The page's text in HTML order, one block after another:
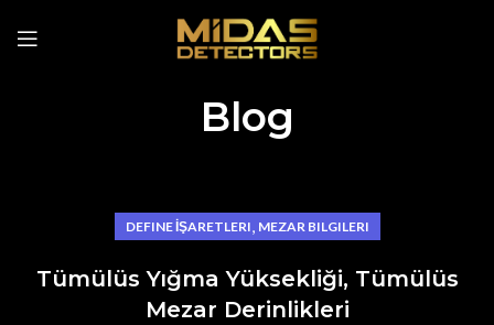
Blog
DEFINE İŞARETLERI, MEZAR BILGILERI
Tümülüs Yığma Yüksekliği, Tümülüs
Mezar Derinlikleri